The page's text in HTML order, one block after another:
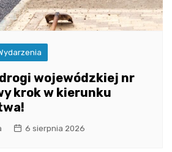
wojewódzkiej nr
krok w kierunku
6 sierpnia 2026